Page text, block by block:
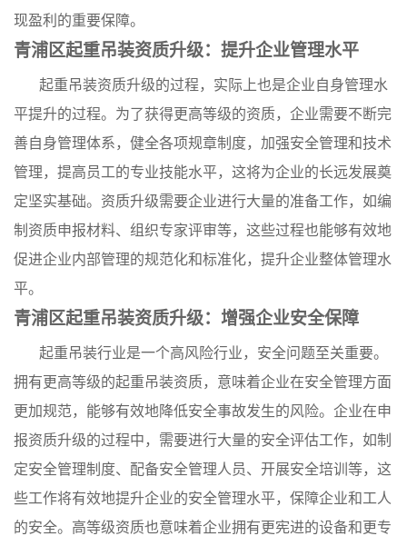
现盈利的重要保障。
青浦区起重吊装资质升级：提升企业管理水平
起重吊装资质升级的过程，实际上也是企业自身管理水
平提升的过程。为了获得更高等级的资质，企业需要不断完
善自身管理体系，健全各项规章制度，加强安全管理和技术
管理，提高员工的专业技能水平，这将为企业的长远发展奠
定坚实基础。资质升级需要企业进行大量的准备工作，如编
制资质申报材料、组织专家评审等，这些过程也能够有效地
促进企业内部管理的规范化和标准化，提升企业整体管理水
平。
青浦区起重吊装资质升级：增强企业安全保障
起重吊装行业是一个高风险行业，安全问题至关重要。
拥有更高等级的起重吊装资质，意味着企业在安全管理方面
更加规范，能够有效地降低安全事故发生的风险。企业在申
报资质升级的过程中，需要进行大量的安全评估工作，如制
定安全管理制度、配备安全管理人员、开展安全培训等，这
些工作将有效地提升企业的安全管理水平，保障企业和工人
的安全。高等级资质也意味着企业拥有更宪进的设备和更专